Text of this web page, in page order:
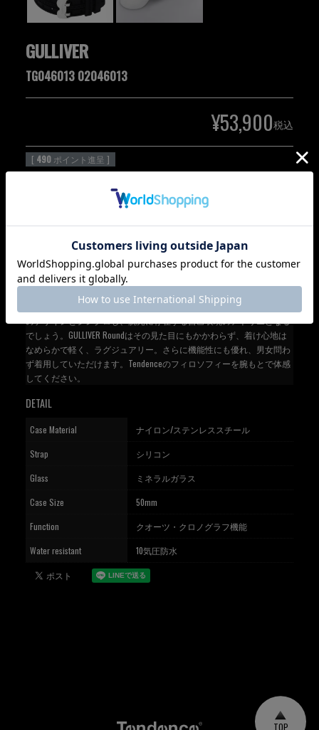
GULLIVER
TG046013 02046013
¥53,900税込
[ 490 ポイント進呈 ]
カートに入れる
ノグラフシリーズ。サブコンセプトの“Larger than Life”はこのシリーズ
でしょう。GULLIVER Roundはその見た目にもかかわらず、着け心地は
なめらかで軽く、ラグジュアリー。さらに機能性にも優れ、男女問わ
ず着用していただけます。Tendenceのフィロソフィーを腕もとで体感
してください。
DETAIL
Case Material
ナイロン/ステンレススチール
Strap
シリコン
Glass
ミネラルガラス
Case Size
50mm
Function
クオーツ・クロノグラフ機能
Water resistant
10気圧防水
TOP